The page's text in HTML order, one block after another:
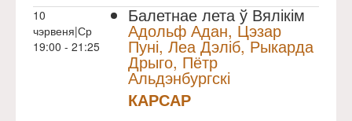
10
чэрвеня|Ср
19:00 - 21:25
Балетнае лета ў Вялікім
Адольф Адан, Цэзар
Пуні, Леа Дэліб, Рыкарда
Дрыго, Пётр
Альдэнбургскі
КАРСАР